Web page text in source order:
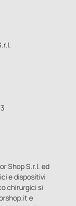
Shop S.r.l. ed
e dispositivi
chirurgici si
e